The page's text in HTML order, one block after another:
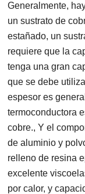
Generalmente,
un sustrato de
estañado, un
requiere que la
tenga una gran
que se debe
espesor es
termoconductora
cobre., Y el
de aluminio y
relleno de resina
excelente
por calor, y